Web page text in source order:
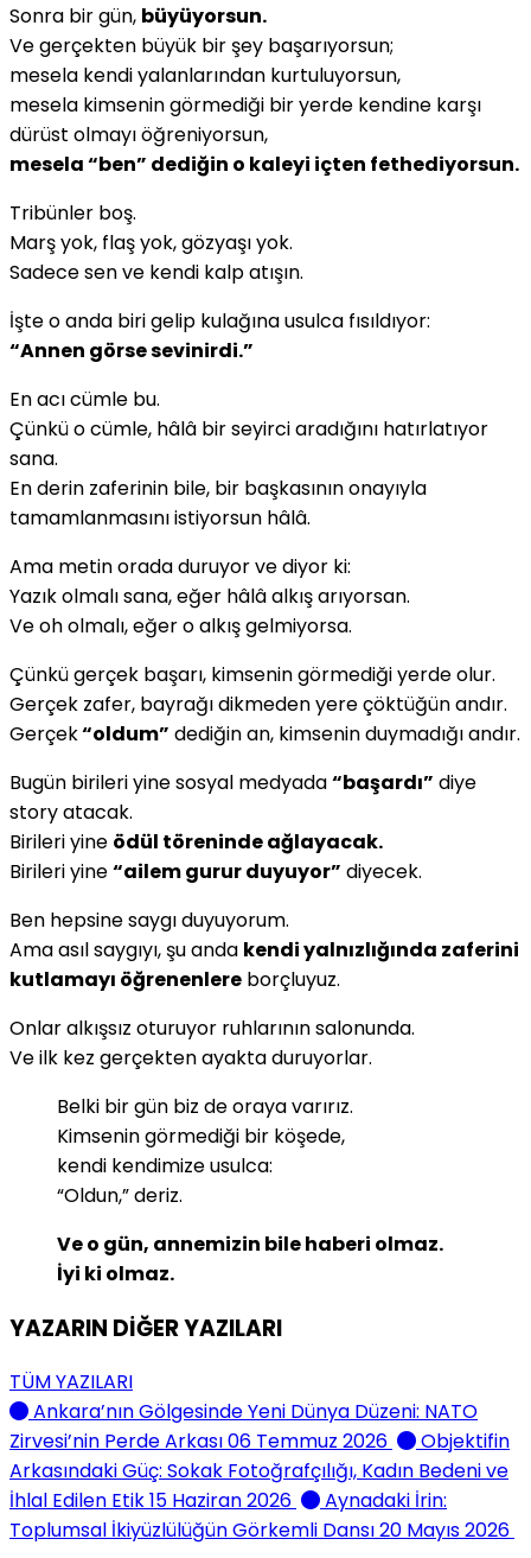
Sonra bir gün, büyüyorsun.
Ve gerçekten büyük bir şey başarıyorsun;
mesela kendi yalanlarından kurtuluyorsun,
mesela kimsenin görmediği bir yerde kendine karşı
dürüst olmayı öğreniyorsun,
mesela “ben” dediğin o kaleyi içten fethediyorsun.
Tribünler boş.
Marş yok, flaş yok, gözyaşı yok.
Sadece sen ve kendi kalp atışın.
İşte o anda biri gelip kulağına usulca fısıldıyor:
“Annen görse sevinirdi.”
En acı cümle bu.
Çünkü o cümle, hâlâ bir seyirci aradığını hatırlatıyor
sana.
En derin zaferinin bile, bir başkasının onayıyla
tamamlanmasını istiyorsun hâlâ.
Ama metin orada duruyor ve diyor ki:
Yazık olmalı sana, eğer hâlâ alkış arıyorsan.
Ve oh olmalı, eğer o alkış gelmiyorsa.
Çünkü gerçek başarı, kimsenin görmediği yerde olur.
Gerçek zafer, bayrağı dikmeden yere çöktüğün andır.
Gerçek“oldum” dediğin an, kimsenin duymadığı andır.
Bugün birileri yine sosyal medyada“başardı” diye
story atacak.
Birileri yine ödül töreninde ağlayacak.
Birileri yine“ailem gurur duyuyor” diyecek.
Ben hepsine saygı duyuyorum.
Ama asıl saygıyı, şu anda kendi yalnızlığında zaferini
kutlamayı öğrenenlere borçluyuz.
Onlar alkışsız oturuyor ruhlarının salonunda.
Ve ilk kez gerçekten ayakta duruyorlar.
Belki bir gün biz de oraya varırız.
Kimsenin görmediği bir köşede,
kendi kendimize usulca:
“Oldun,” deriz.
Ve o gün, annemizin bile haberi olmaz.
İyi ki olmaz.
YAZARIN DİĞER YAZILARI
TÜM YAZILARI
Ankara’nın Gölgesinde Yeni Dünya Düzeni: NATO
Zirvesi’nin Perde Arkası06 Temmuz 2026
Objektifin
Arkasındaki Güç: Sokak Fotoğrafçılığı, Kadın Bedeni ve
İhlal Edilen Etik15 Haziran 2026
Aynadaki İrin:
Toplumsal İkiyüzlülüğün Görkemli Dansı20 Mayıs 2026